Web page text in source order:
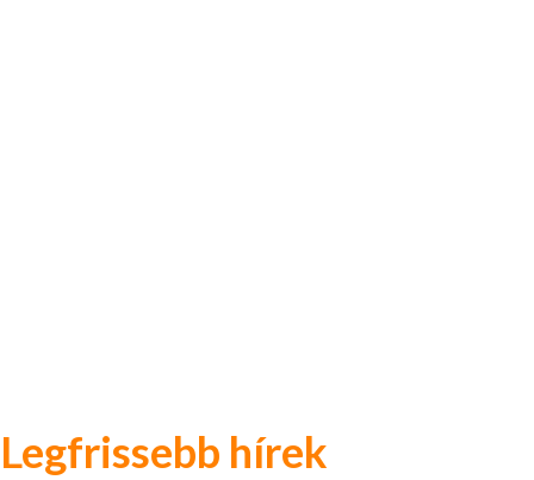
Legfrissebb hírek